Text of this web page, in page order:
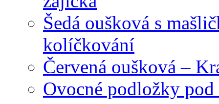
Šedá oušková s
kolíčkování
Červená oušková –
Ovocné podložky